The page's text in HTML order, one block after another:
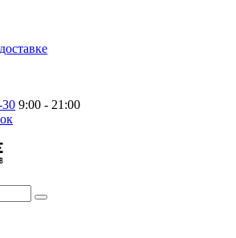
30 9:00 - 21:00